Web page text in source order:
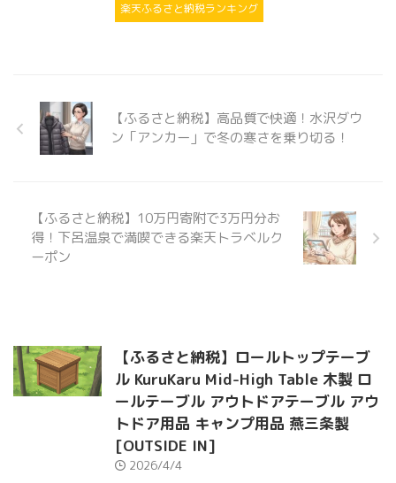
楽天ふるさと納税ランキング
【ふるさと納税】高品質で快適！水沢ダウ
ン「アンカー」で冬の寒さを乗り切る！
【ふるさと納税】10万円寄附で3万円分お
得！下呂温泉で満喫できる楽天トラベルク
ーポン
【ふるさと納税】ロールトップテーブ
ル KuruKaru Mid-High Table 木製 ロ
ールテーブル アウトドアテーブル アウ
トドア用品 キャンプ用品 燕三条製
[OUTSIDE IN]
2026/4/4